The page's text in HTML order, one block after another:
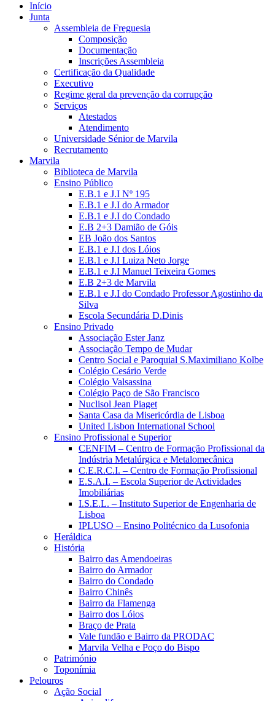
Início
Junta
Assembleia de Freguesia
Composição
Documentação
Inscrições Assembleia
Certificação da Qualidade
Executivo
Regime geral da prevenção da corrupção
Serviços
Atestados
Atendimento
Universidade Sénior de Marvila
Recrutamento
Marvila
Biblioteca de Marvila
Ensino Público
E.B.1 e J.I Nº 195
E.B.1 e J.I do Armador
E.B.1 e J.I do Condado
E.B 2+3 Damião de Góis
EB João dos Santos
E.B.1 e J.I dos Lóios
E.B.1 e J.I Luiza Neto Jorge
E.B.1 e J.I Manuel Teixeira Gomes
E.B 2+3 de Marvila
E.B.1 e J.I do Condado Professor Agostinho da
Silva
Escola Secundária D.Dinis
Ensino Privado
Associação Ester Janz
Associação Tempo de Mudar
Centro Social e Paroquial S.Maximiliano Kolbe
Colégio Cesário Verde
Colégio Valsassina
Colégio Paço de São Francisco
Nuclisol Jean Piaget
Santa Casa da Misericórdia de Lisboa
United Lisbon International School
Ensino Profissional e Superior
CENFIM – Centro de Formação Profissional da
Indústria Metalúrgica e Metalomecânica
C.E.R.C.I. – Centro de Formação Profissional
E.S.A.I. – Escola Superior de Actividades
Imobiliárias
I.S.E.L. – Instituto Superior de Engenharia de
Lisboa
IPLUSO – Ensino Politécnico da Lusofonia
Heráldica
História
Bairro das Amendoeiras
Bairro do Armador
Bairro do Condado
Bairro Chinês
Bairro da Flamenga
Bairro dos Lóios
Braço de Prata
Vale fundão e Bairro da PRODAC
Marvila Velha e Poço do Bispo
Património
Toponímia
Pelouros
Ação Social